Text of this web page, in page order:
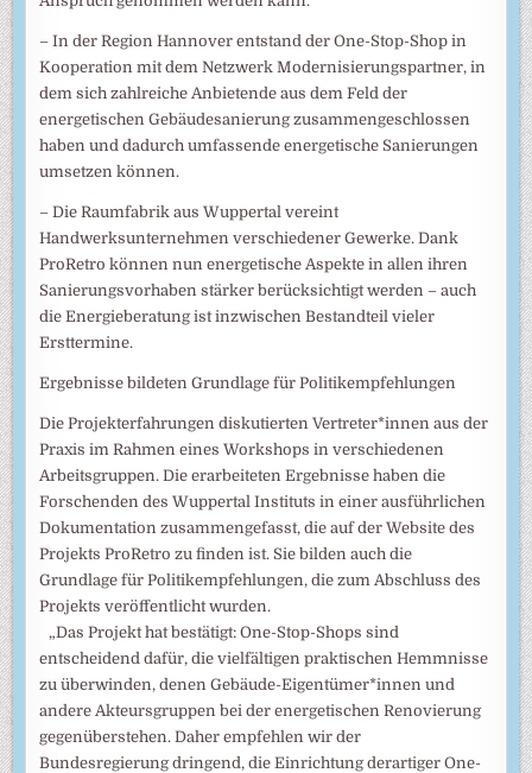
– In der Region Hannover entstand der One-Stop-Shop in
Kooperation mit dem Netzwerk Modernisierungspartner, in
dem sich zahlreiche Anbietende aus dem Feld der
energetischen Gebäudesanierung zusammengeschlossen
haben und dadurch umfassende energetische Sanierungen
umsetzen können.
– Die Raumfabrik aus Wuppertal vereint
Handwerksunternehmen verschiedener Gewerke. Dank
ProRetro können nun energetische Aspekte in allen ihren
Sanierungsvorhaben stärker berücksichtigt werden – auch
die Energieberatung ist inzwischen Bestandteil vieler
Ersttermine.
Ergebnisse bildeten Grundlage für Politikempfehlungen
Die Projekterfahrungen diskutierten Vertreter*innen aus der
Praxis im Rahmen eines Workshops in verschiedenen
Arbeitsgruppen. Die erarbeiteten Ergebnisse haben die
Forschenden des Wuppertal Instituts in einer ausführlichen
Dokumentation zusammengefasst, die auf der Website des
Projekts ProRetro zu finden ist. Sie bilden auch die
Grundlage für Politikempfehlungen, die zum Abschluss des
Projekts veröffentlicht wurden.
„Das Projekt hat bestätigt: One-Stop-Shops sind
entscheidend dafür, die vielfältigen praktischen Hemmnisse
zu überwinden, denen Gebäude-Eigentümer*innen und
andere Akteursgruppen bei der energetischen Renovierung
gegenüberstehen. Daher empfehlen wir der
Bundesregierung dringend, die Einrichtung derartiger One-